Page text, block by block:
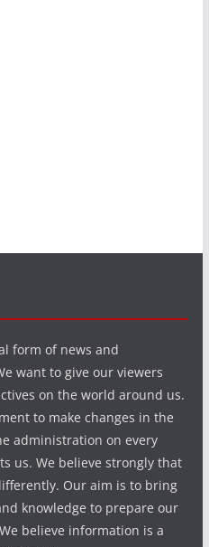
form of news and
want to give our viewers
on the world around us.
to make changes in the
administration on every
us. We believe strongly that
Our aim is to bring
knowledge to prepare our
believe information is a